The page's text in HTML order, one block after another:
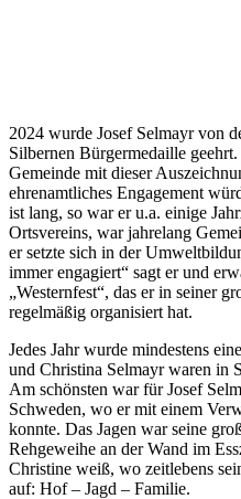
2024 wurde Josef Selmayr von
Silbernen Bürgermedaille
Gemeinde mit dieser
ehrenamtliches Engagement
ist lang, so war er u.a. einige
Ortsvereins, war jahrelang
er setzte sich in der
immer engagiert“ sagt er und
„Westernfest“, das er in seiner
regelmäßig organisiert hat.
Jedes Jahr wurde mindestens
und Christina Selmayr waren in
Am schönsten war für Josef
Schweden, wo er mit einem
konnte. Das Jagen war seine
Rehgeweihe an der Wand im
Christine weiß, wo zeitlebens
auf: Hof – Jagd – Familie.